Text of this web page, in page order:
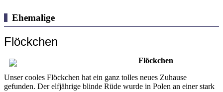
Ehemalige
Flöckchen
Flöckchen
Unser cooles Flöckchen hat ein ganz tolles neues Zuhause
gefunden. Der elfjährige blinde Rüde wurde in Polen an einer stark